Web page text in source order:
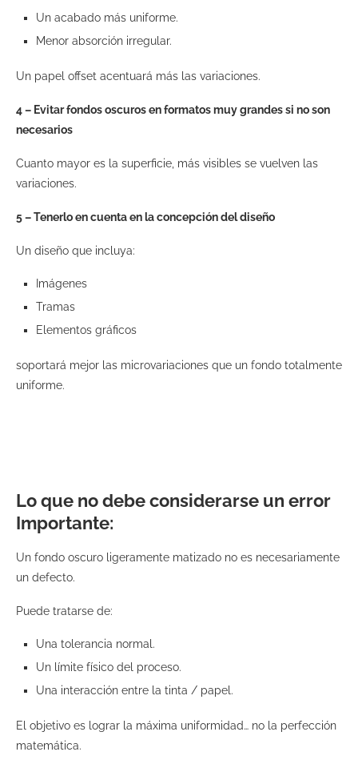
Un acabado más uniforme.
Menor absorción irregular.
Un papel offset acentuará más las variaciones.
4 – Evitar fondos oscuros en formatos muy grandes si no son
necesarios
Cuanto mayor es la superficie, más visibles se vuelven las
variaciones.
5 – Tenerlo en cuenta en la concepción del diseño
Un diseño que incluya:
Imágenes
Tramas
Elementos gráficos
soportará mejor las microvariaciones que un fondo totalmente
uniforme.
Lo que no debe considerarse un error
Importante:
Un fondo oscuro ligeramente matizado no es necesariamente
un defecto.
Puede tratarse de:
Una tolerancia normal.
Un límite físico del proceso.
Una interacción entre la tinta / papel.
El objetivo es lograr la máxima uniformidad… no la perfección
matemática.